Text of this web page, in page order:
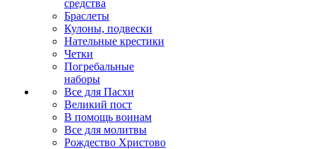
средства
Браслеты
Кулоны, подвески
Нательные крестики
Четки
Погребальные
наборы
Все для Пасхи
Великий пост
В помощь воинам
Все для молитвы
Рождество Христово